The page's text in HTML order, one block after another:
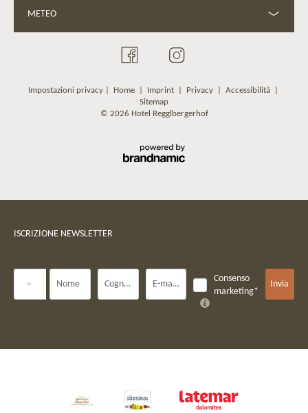
METEO
Impostazioni privacy| Home| Imprint| Privacy| Accessibilità|
Sitemap
© 2026 Hotel Regglbergerhof
ISCRIZIONE NEWSLETTER
Nome Cognome* E-mail*
Consenso
marketing*
Invia